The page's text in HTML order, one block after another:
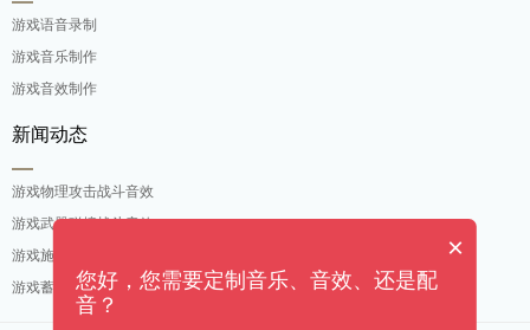
游戏语音录制
游戏音乐制作
游戏音效制作
新闻动态
游戏物理攻击战斗音效
游戏武器碰撞战斗音效
游戏施法吟唱战斗音效
游戏蓄力攻击战斗音效
×
您好，您需要定制音乐、音效、还是配
音？